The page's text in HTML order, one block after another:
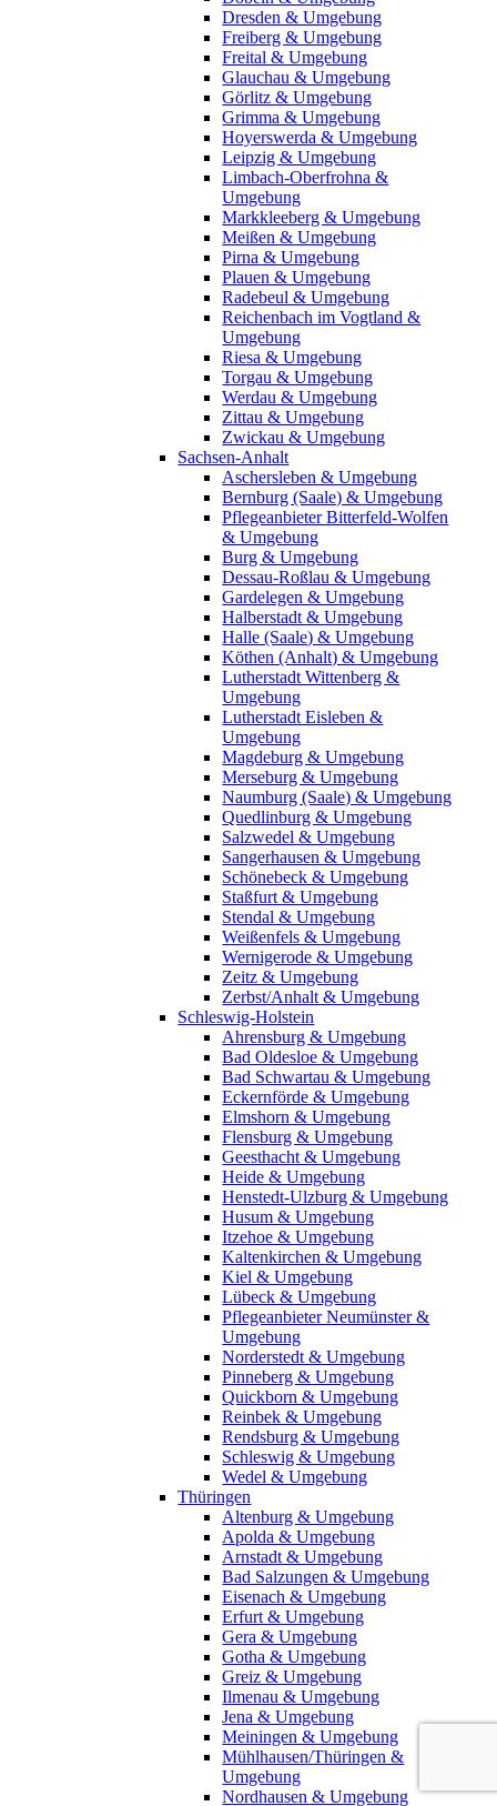
Dresden & Umgebung
Freiberg & Umgebung
Freital & Umgebung
Glauchau & Umgebung
Görlitz & Umgebung
Grimma & Umgebung
Hoyerswerda & Umgebung
Leipzig & Umgebung
Limbach-Oberfrohna &
Umgebung
Markkleeberg & Umgebung
Meißen & Umgebung
Pirna & Umgebung
Plauen & Umgebung
Radebeul & Umgebung
Reichenbach im Vogtland &
Umgebung
Riesa & Umgebung
Torgau & Umgebung
Werdau & Umgebung
Zittau & Umgebung
Zwickau & Umgebung
Sachsen-Anhalt
Aschersleben & Umgebung
Bernburg (Saale) & Umgebung
Pflegeanbieter Bitterfeld-Wolfen
& Umgebung
Burg & Umgebung
Dessau-Roßlau & Umgebung
Gardelegen & Umgebung
Halberstadt & Umgebung
Halle (Saale) & Umgebung
Köthen (Anhalt) & Umgebung
Lutherstadt Wittenberg &
Umgebung
Lutherstadt Eisleben &
Umgebung
Magdeburg & Umgebung
Merseburg & Umgebung
Naumburg (Saale) & Umgebung
Quedlinburg & Umgebung
Salzwedel & Umgebung
Sangerhausen & Umgebung
Schönebeck & Umgebung
Staßfurt & Umgebung
Stendal & Umgebung
Weißenfels & Umgebung
Wernigerode & Umgebung
Zeitz & Umgebung
Zerbst/Anhalt & Umgebung
Schleswig-Holstein
Ahrensburg & Umgebung
Bad Oldesloe & Umgebung
Bad Schwartau & Umgebung
Eckernförde & Umgebung
Elmshorn & Umgebung
Flensburg & Umgebung
Geesthacht & Umgebung
Heide & Umgebung
Henstedt-Ulzburg & Umgebung
Husum & Umgebung
Itzehoe & Umgebung
Kaltenkirchen & Umgebung
Kiel & Umgebung
Lübeck & Umgebung
Pflegeanbieter Neumünster &
Umgebung
Norderstedt & Umgebung
Pinneberg & Umgebung
Quickborn & Umgebung
Reinbek & Umgebung
Rendsburg & Umgebung
Schleswig & Umgebung
Wedel & Umgebung
Thüringen
Altenburg & Umgebung
Apolda & Umgebung
Arnstadt & Umgebung
Bad Salzungen & Umgebung
Eisenach & Umgebung
Erfurt & Umgebung
Gera & Umgebung
Gotha & Umgebung
Greiz & Umgebung
Ilmenau & Umgebung
Jena & Umgebung
Meiningen & Umgebung
Mühlhausen/Thüringen &
Umgebung
Nordhausen & Umgebung